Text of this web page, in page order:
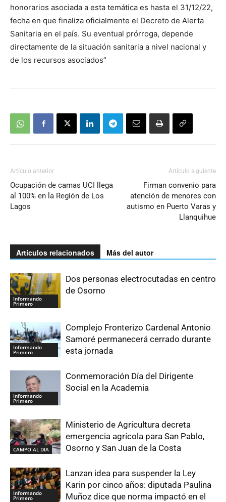
honorarios asociada a esta temática es hasta el 31/12/22,
fecha en que finaliza oficialmente el Decreto de Alerta
Sanitaria en el país. Su eventual prórroga, depende
directamente de la situación sanitaria a nivel nacional y
de los recursos asociados”
Artículo anterior
Ocupación de camas UCI llega
al 100% en la Región de Los
Lagos
Artículo siguiente
Firman convenio para
atención de menores con
autismo en Puerto Varas y
Llanquihue
Artículos relacionados Más del autor
Informando
Primero
Dos personas electrocutadas en centro
de Osorno
Informando
Primero
Complejo Fronterizo Cardenal Antonio
Samoré permanecerá cerrado durante
esta jornada
Informando
Primero
Conmemoración Día del Dirigente
Social en la Academia
CAMPO AL DIA
Ministerio de Agricultura decreta
emergencia agrícola para San Pablo,
Osorno y San Juan de la Costa
Informando
Primero
Lanzan idea para suspender la Ley
Karin por cinco años: diputada Paulina
Muñoz dice que norma impactó en el